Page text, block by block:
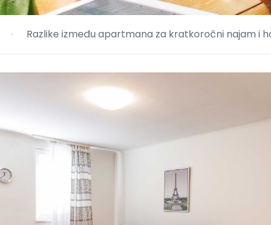
Razlike između apartmana za kratkoročni najam i